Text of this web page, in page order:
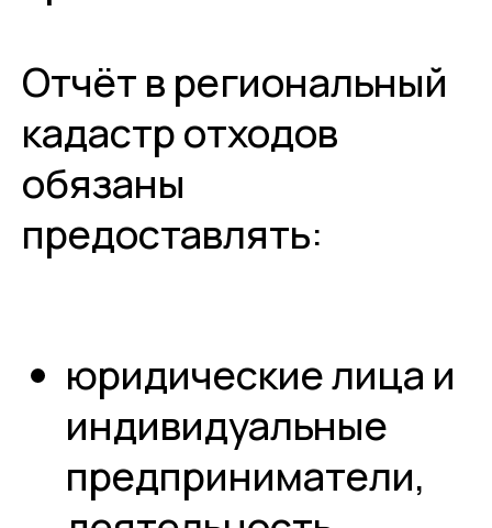
Отчёт в региональный
кадастр отходов
обязаны
предоставлять:
юридические лица и
индивидуальные
предприниматели,